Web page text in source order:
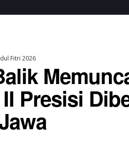
Bahas
Hutan
SUBANG UPDATE
Fitri 2026
Presisi